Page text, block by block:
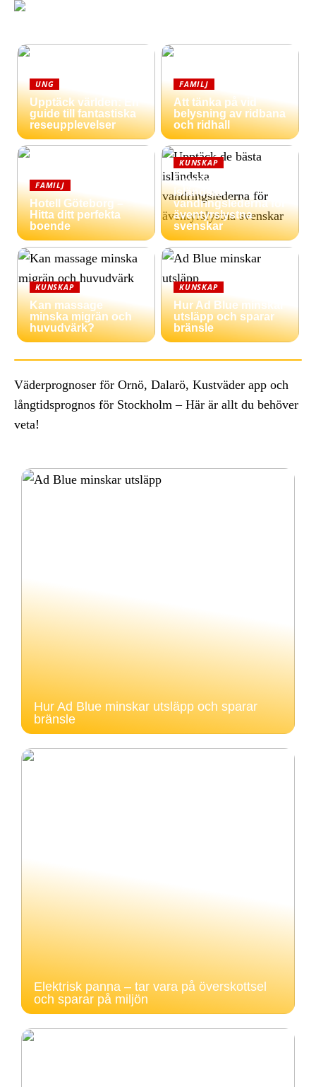
UNG
Upptäck världen: En
guide till fantastiska
reseupplevelser
FAMILJ
Att tänka på vid
belysning av ridbana
och ridhall
FAMILJ
Hotell Göteborg –
Hitta ditt perfekta
boende
KUNSKAP
Upptäck de bästa
isländska
vandringslederna för
äventyrslystna
svenskar
KUNSKAP
Kan massage
minska migrän och
huvudvärk?
KUNSKAP
Hur Ad Blue minskar
utsläpp och sparar
bränsle
Väderprognoser för Ornö, Dalarö, Kustväder app och
långtidsprognos för Stockholm – Här är allt du behöver
veta!
Hur Ad Blue minskar utsläpp och sparar
bränsle
Elektrisk panna – tar vara på överskottsel
och sparar på miljön